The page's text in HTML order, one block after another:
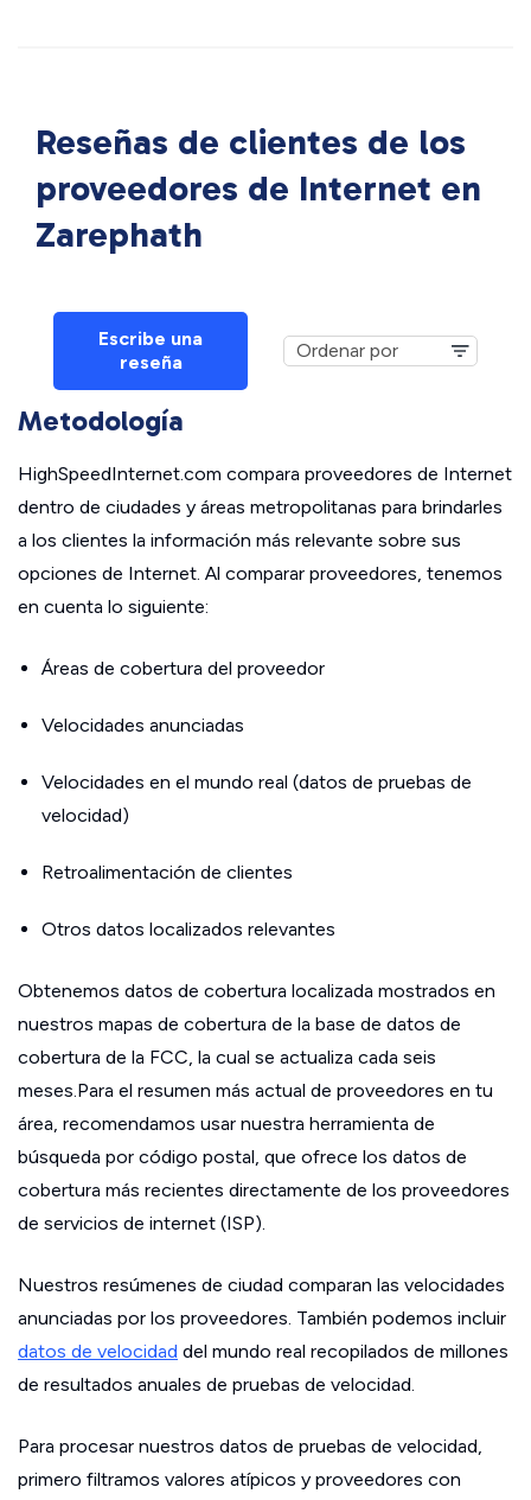
Reseñas de clientes de los
proveedores de Internet en
Zarephath
Escribe una
reseña
Metodología
HighSpeedInternet.com compara proveedores de Internet
dentro de ciudades y áreas metropolitanas para brindarles
a los clientes la información más relevante sobre sus
opciones de Internet. Al comparar proveedores, tenemos
en cuenta lo siguiente:
Áreas de cobertura del proveedor
Velocidades anunciadas
Velocidades en el mundo real (datos de pruebas de
velocidad)
Retroalimentación de clientes
Otros datos localizados relevantes
Obtenemos datos de cobertura localizada mostrados en
nuestros mapas de cobertura de la base de datos de
cobertura de la FCC, la cual se actualiza cada seis
meses.Para el resumen más actual de proveedores en tu
área, recomendamos usar nuestra herramienta de
búsqueda por código postal, que ofrece los datos de
cobertura más recientes directamente de los proveedores
de servicios de internet (ISP).
Nuestros resúmenes de ciudad comparan las velocidades
anunciadas por los proveedores. También podemos incluir
datos de velocidad del mundo real recopilados de millones
de resultados anuales de pruebas de velocidad.
Para procesar nuestros datos de pruebas de velocidad,
primero filtramos valores atípicos y proveedores con